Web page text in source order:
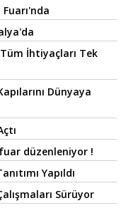
İhtiyaçları Tek
Dünyaya
düzenleniyor !
Yapıldı
Sürüyor